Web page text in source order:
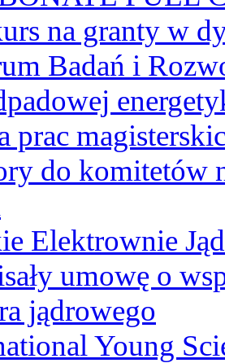
na granty w
Badań i
prac
do komitetów
Elektrownie
umowę o
jądrowego
Young